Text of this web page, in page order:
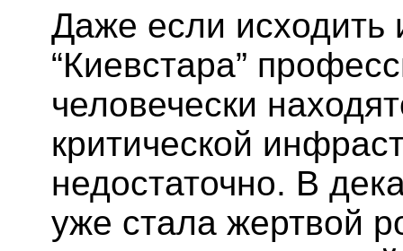
Даже если исходить
“Киевстара”
человечески
критической
недостаточно. В
уже стала жертвой